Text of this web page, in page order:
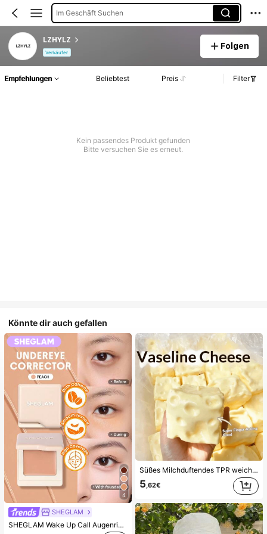
Im Geschäft Suchen
LZHYLZ
Verkäufer
Folgen
Empfehlungen Beliebtest Preis Filter
Kein passendes Produkt gefunden
Bitte versuchen Sie es erneut.
Könnte dir auch gefallen
4
SHEGLAM
SHEGLAM Wake Up Call Augenringe Color Corrector-Peach Marken-Schönheit Kosmetik Make-up für Frauen und Mädchen
Süßes Milchduftendes TPR weiches quetschbares Dumpling-förmiges Stressabbau-Spielzeug, 5cm niedliches lustiges Quetsch-Stressabbau-Ornament, modisches praktisches Geschenk, geeignet für Geburtstag, Ostern, Halloween, Weihnachten und verschiedene Partygeschenke, stimmungsaufhellend
5,62€